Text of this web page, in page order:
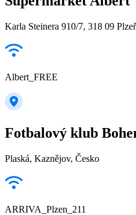
Karla Steinera 910/7, 318 09
Albert_FREE
Fotbalový klub
Plaská, Kaznějov, Česko
ARRIVA_Plzen_211